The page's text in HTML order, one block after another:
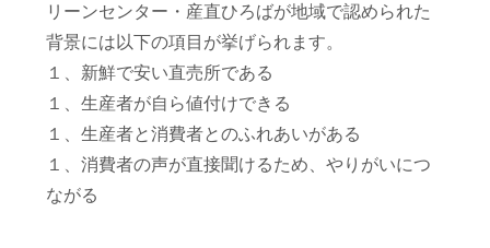
リーンセンター・産直ひろばが地域で認められた
背景には以下の項目が挙げられます。
１、新鮮で安い直売所である
１、生産者が自ら値付けできる
１、生産者と消費者とのふれあいがある
１、消費者の声が直接聞けるため、やりがいにつ
ながる